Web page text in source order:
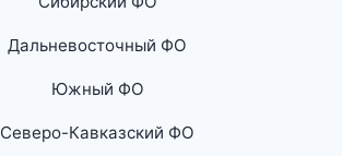
Дальневосточный ФО
Южный ФО
Северо-Кавказский ФО